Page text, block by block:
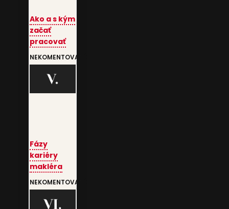
Ako a s kým
začať
pracovať
NEKOMENTOVANÉ
Fázy
kariéry
makléra
NEKOMENTOVANÉ